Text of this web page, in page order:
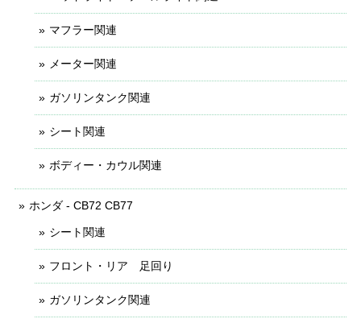
マフラー関連
メーター関連
ガソリンタンク関連
シート関連
ボディー・カウル関連
ホンダ - CB72 CB77
シート関連
フロント・リア 足回り
ガソリンタンク関連